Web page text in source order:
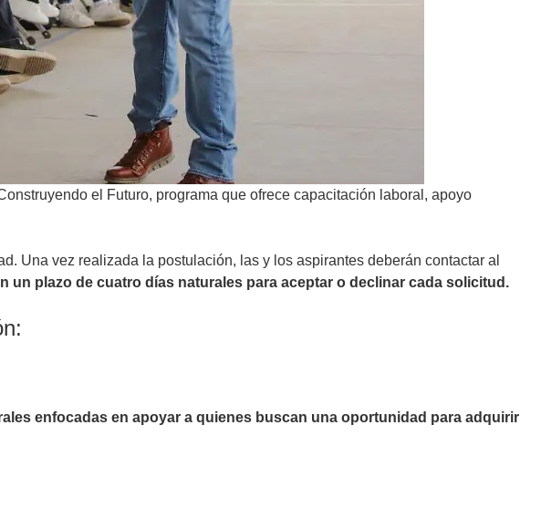
el Futuro, programa que ofrece capacitación laboral, apoyo
Una vez realizada la postulación, las y los aspirantes deberán contactar al
un plazo de cuatro días naturales para aceptar o declinar cada solicitud.
enfocadas en apoyar a quienes buscan una oportunidad para adquirir